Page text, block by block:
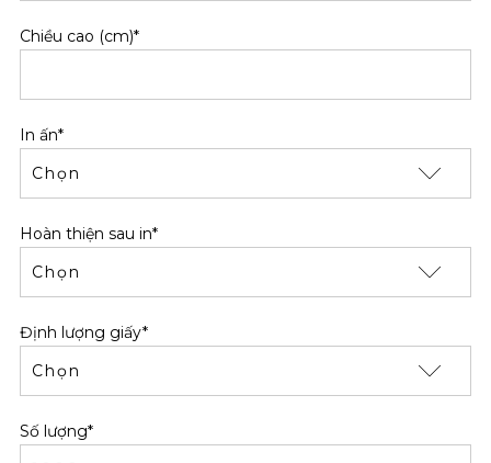
Chiều cao (cm)*
In ấn*
Hoàn thiện sau in*
Định lượng giấy*
Số lượng*